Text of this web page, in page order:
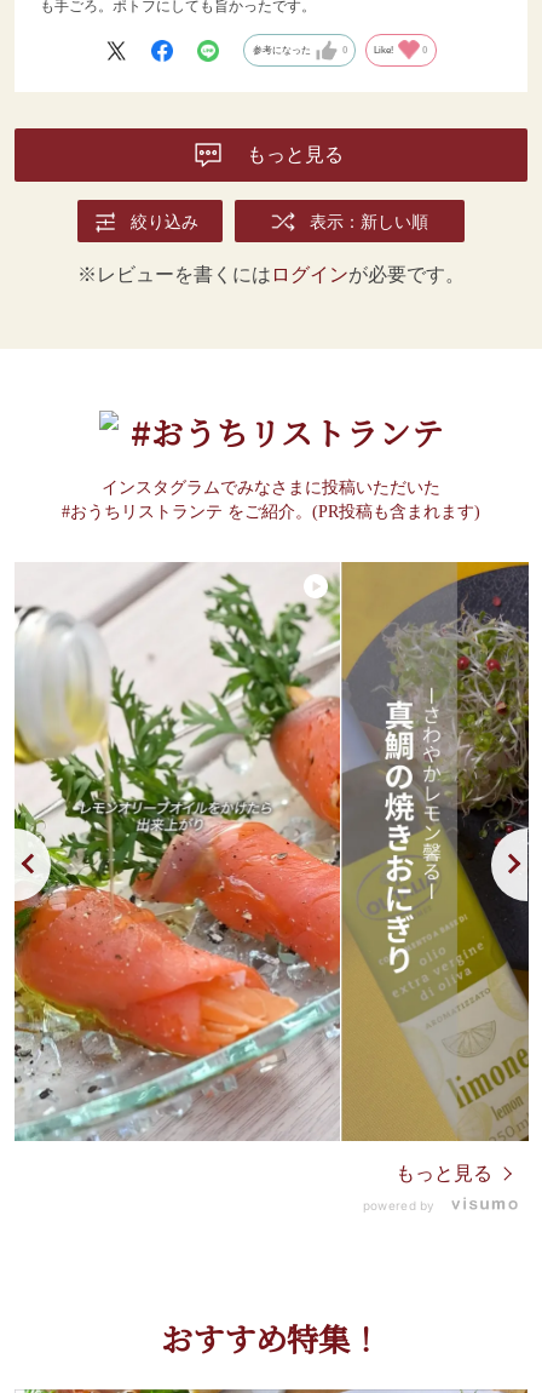
も手ごろ。ポトフにしても旨かったです。
参考になった 0 Like! 0
もっと見る
絞り込み 表示：新しい順
※レビューを書くには ログインが必要です。
#おうちリストランテ
インスタグラムでみなさまに投稿いただいた
#おうちリストランテ をご紹介。(PR投稿も含まれます)
もっと見る
powered by
おすすめ特集！